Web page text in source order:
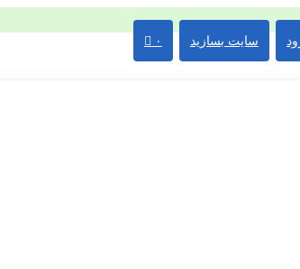
سایت بسازید ۰